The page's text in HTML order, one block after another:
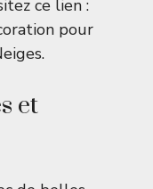
ce lien :
pour
.
et